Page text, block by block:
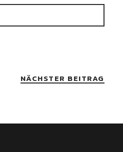
NÄCHSTER BEITRAG